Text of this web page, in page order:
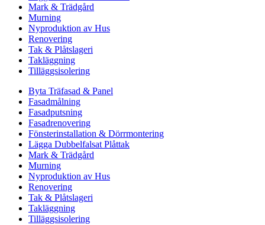
Mark & Trädgård
Murning
Nyproduktion av Hus
Renovering
Tak & Plåtslageri
Takläggning
Tilläggsisolering
Byta Träfasad & Panel
Fasadmålning
Fasadputsning
Fasadrenovering
Fönsterinstallation & Dörrmontering
Lägga Dubbelfalsat Plåttak
Mark & Trädgård
Murning
Nyproduktion av Hus
Renovering
Tak & Plåtslageri
Takläggning
Tilläggsisolering